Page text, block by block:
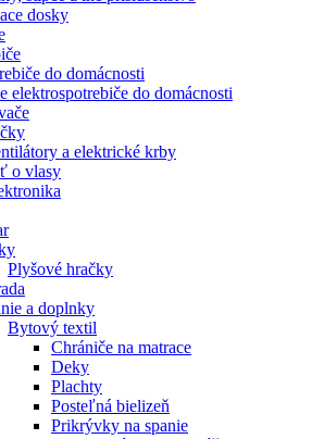
dosky
do domácnosti
elektrospotrebiče do domácnosti
a elektrické krby
o vlasy
Plyšové hračky
a doplnky
Bytový textil
Chrániče na matrace
Deky
Plachty
Posteľná bielizeň
Prikrývky na spanie